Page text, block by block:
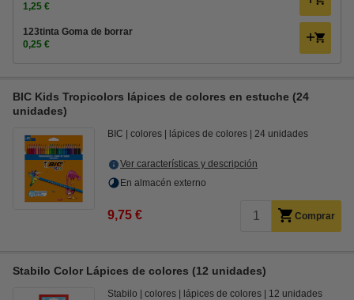
1,25 €
123tinta Goma de borrar
0,25 €
BIC Kids Tropicolors lápices de colores en estuche (24
unidades)
BIC colores lápices de colores 24 unidades
Ver características y descripción
En almacén externo
9,75 € Comprar
Stabilo Color Lápices de colores (12 unidades)
Stabilo colores lápices de colores 12 unidades